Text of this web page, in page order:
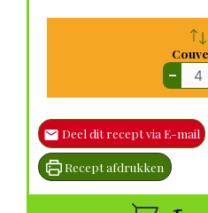
–
Deel dit recept via E-mail
Recept afdrukken